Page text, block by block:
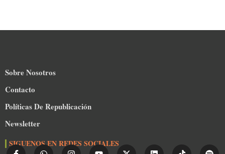
Sobre Nosotros
Contacto
Políticas De Republicación
Newsletter
SIGUENOS EN REDES SOCIALES